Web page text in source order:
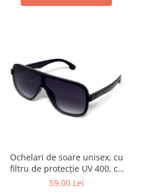
Ochelari de soare unisex, cu
filtru de protecție UV 400, cu
toc cadou, OSX03
59,00 Lei